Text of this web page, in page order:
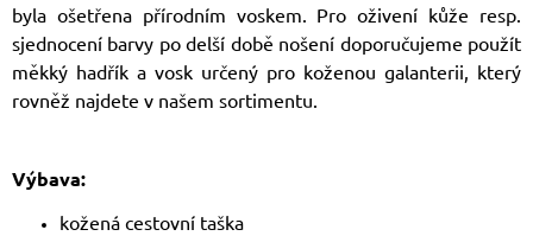
byla ošetřena přírodním voskem. Pro oživení kůže resp.
sjednocení barvy po delší době nošení doporučujeme použít
měkký hadřík a vosk určený pro koženou galanterii, který
rovněž najdete v našem sortimentu.
Výbava:
kožená cestovní taška